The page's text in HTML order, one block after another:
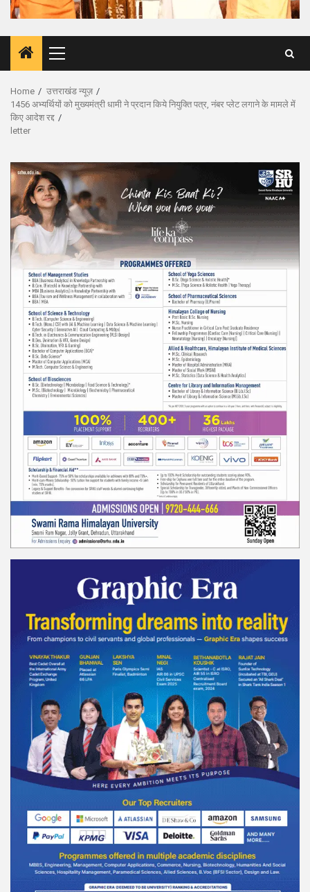
Primary
Menu
Home
उत्तराखंड न्यूज़
1456 अभ्यर्थियों को मुख्यमंत्री धामी ने प्रदान किये नियुक्ति पत्र, नंबर प्लेट लगाने के मामले में
किए आदेश रद्द
letter